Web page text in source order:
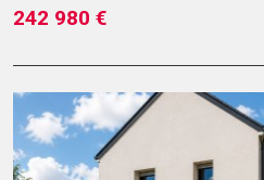
242 980 €